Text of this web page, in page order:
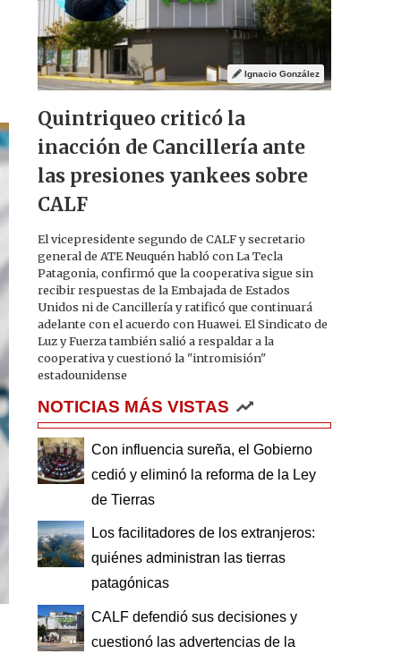
Ignacio González
Quintriqueo criticó la
inacción de Cancillería ante
las presiones yankees sobre
CALF
El vicepresidente segundo de CALF y secretario
general de ATE Neuquén habló con La Tecla
Patagonia, confirmó que la cooperativa sigue sin
recibir respuestas de la Embajada de Estados
Unidos ni de Cancillería y ratificó que continuará
adelante con el acuerdo con Huawei. El Sindicato de
Luz y Fuerza también salió a respaldar a la
cooperativa y cuestionó la "intromisión"
estadounidense
NOTICIAS MÁS VISTAS
Con influencia sureña, el Gobierno
cedió y eliminó la reforma de la Ley
de Tierras
Los facilitadores de los extranjeros:
quiénes administran las tierras
patagónicas
CALF defendió sus decisiones y
cuestionó las advertencias de la